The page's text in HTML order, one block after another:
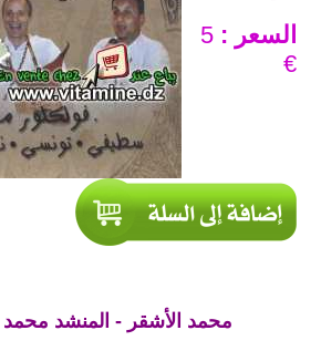
السعر : 5
€
<< محمد الأشقر - المنشد محمد